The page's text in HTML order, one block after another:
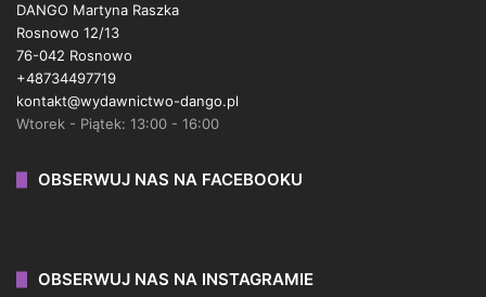
DANGO Martyna Raszka
Rosnowo 12/13
76-042 Rosnowo
+48734497719
kontakt@wydawnictwo-dango.pl
Wtorek - Piątek: 13:00 - 16:00
OBSERWUJ NAS NA FACEBOOKU
OBSERWUJ NAS NA INSTAGRAMIE